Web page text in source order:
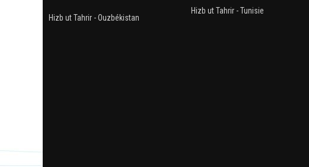
Hizb ut Tahrir - Tunisie
Hizb ut Tahrir - Ouzbékistan